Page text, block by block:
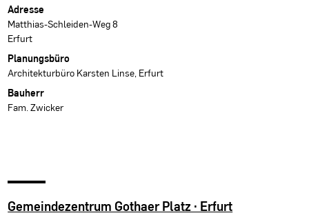
Projektdaten
Adresse
Matthias-Schleiden-Weg 8
Erfurt
Planungsbüro
Architekturbüro Karsten Linse, Erfurt
Bauherr
Fam. Zwicker
Gemeindezentrum Gothaer Platz · Erfurt